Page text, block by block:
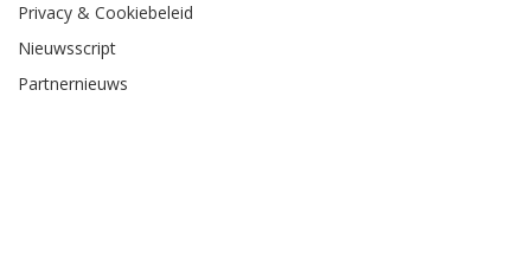
Privacy & Cookiebeleid
Nieuwsscript
Partnernieuws